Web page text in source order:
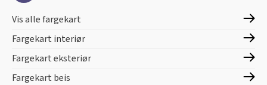
Vis alle fargekart
Fargekart interiør
Fargekart eksteriør
Fargekart beis